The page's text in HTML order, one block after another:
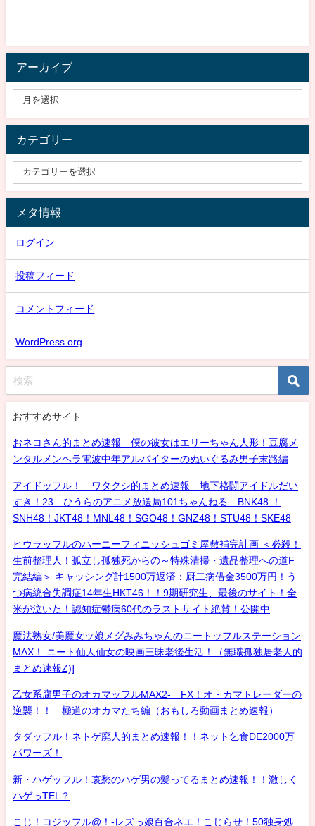
アーカイブ
カテゴリー
メタ情報
ログイン
投稿フィード
コメントフィード
WordPress.org
おすすめサイト
おネコさん的まとめ速報 僕の彼女はエリーちゃん人形！豆腐メ
ンタルメンヘラ電波中年アルバイターのぬいぐるみ男子末路編
アイドッフル！ ワタクシ的まとめ速報 地下格闘アイドルだい
すき！23 ひうらのアニメ放送局101ちゃんねる BNK48 ！
SNH48！JKT48！MNL48！SGO48！GNZ48！STU48！SKE48
ヒウラッフルのハーニーフィニッシュゴミ屋敷補完計画 ＜必殺！
生前整理人！孤立し孤独死からの～特殊清掃・遺品整理への道F
完結編＞ キャッシング計1500万返済：厨二病借金3500万円！う
つ病統合失調症14年生HKT46！！9期研究生、最後のサイト！全
米が泣いた！認知症鬱病60代のラストサイト絶賛！公開中
魔法熟女/美魔女ッ娘メグみみちゃんのニートッフルステーション
MAX！ ニート仙人仙女の映画三昧老後生活！（無職孤独居老人的
まとめ速報Z)]
乙女系腐男子のオカマッフルMAX2- FX！オ・カマトレーダーの
逆襲！！ 極道のオカマたち編（おもしろ動画まとめ速報）
タダッフル！ネトゲ廃人的まとめ速報！！ネット乞食DE2000万
パワーズ！
新・ハゲッフル！哀愁のハゲ男の髪ってるまとめ速報！！激しく
ハゲっTEL？
こじ！コジッフル@！-レズっ娘百合ネエ！こじらせ！50独身処